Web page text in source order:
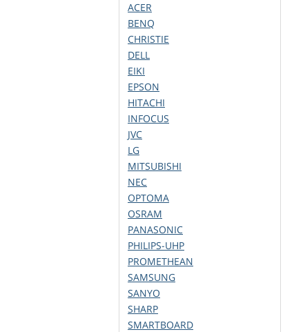
ACER
BENQ
CHRISTIE
DELL
EIKI
EPSON
HITACHI
INFOCUS
JVC
LG
MITSUBISHI
NEC
OPTOMA
OSRAM
PANASONIC
PHILIPS-UHP
PROMETHEAN
SAMSUNG
SANYO
SHARP
SMARTBOARD